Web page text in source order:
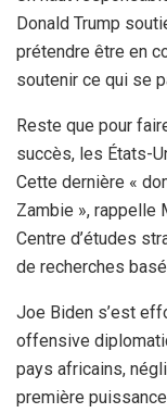
Donald Trump
prétendre être en
soutenir ce qui se
Reste que pour
succès, les États-
Cette dernière «
Zambie », rappelle
Centre d’études
de recherches
Joe Biden s’est
offensive
pays africains,
première